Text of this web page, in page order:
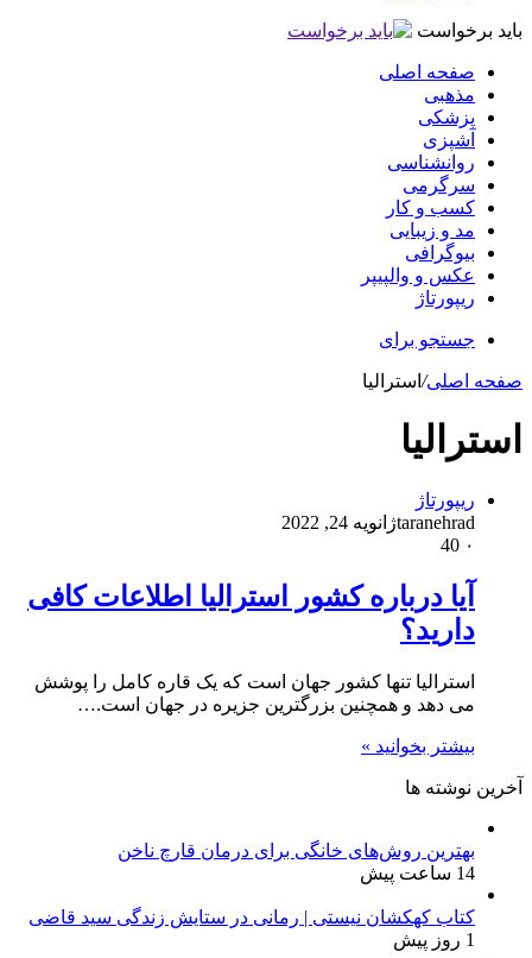
باید برخواست
صفحه اصلی
مذهبی
پزشکی
آشپزی
روانشناسی
سرگرمی
کسب و کار
مد و زیبایی
بیوگرافی
عکس و والپیپر
ریپورتاژ
جستجو برای
صفحه اصلی/ استرالیا
استرالیا
ریپورتاژ
taranehradژانویه 24, 2022
۰
آیا درباره کشور استرالیا اطلاعات کافی
دارید؟
استرالیا تنها کشور جهان است که یک قاره کامل را پوشش
می دهد و همچنین بزرگترین جزیره در جهان است.…
بیشتر بخوانید »
آخرین نوشته ها
بهترین روش‌های خانگی برای درمان قارچ ناخن
14 ساعت پیش
کتاب کهکشان نیستی | رمانی در ستایش زندگی سید قاضی
1 روز پیش